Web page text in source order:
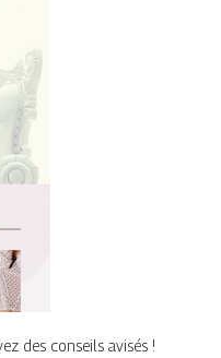
des conseils avisés !